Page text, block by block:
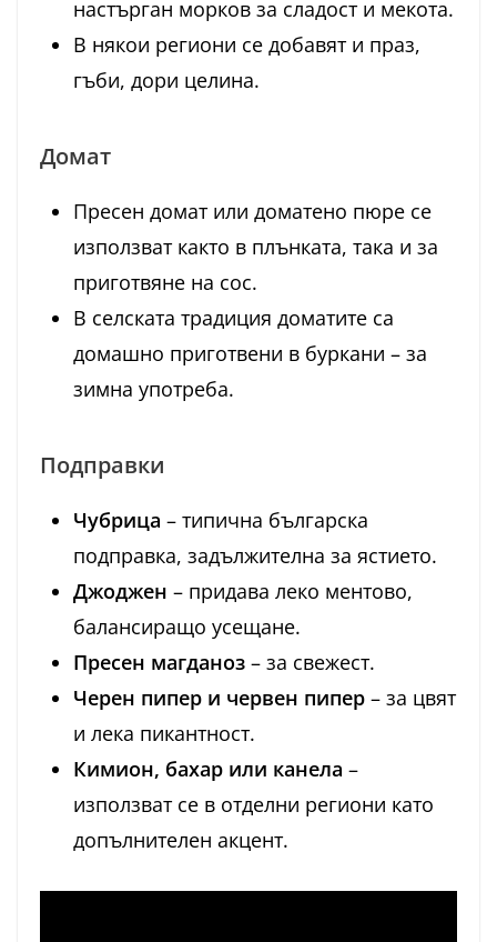
настърган морков за сладост и мекота.
В някои региони се добавят и праз,
гъби, дори целина.
Домат
Пресен домат или доматено пюре се
използват както в плънката, така и за
приготвяне на сос.
В селската традиция доматите са
домашно приготвени в буркани – за
зимна употреба.
Подправки
Чубрица – типична българска
подправка, задължителна за ястието.
Джоджен – придава леко ментово,
балансиращо усещане.
Пресен магданоз – за свежест.
Черен пипер и червен пипер – за цвят
и лека пикантност.
Кимион, бахар или канела –
използват се в отделни региони като
допълнителен акцент.